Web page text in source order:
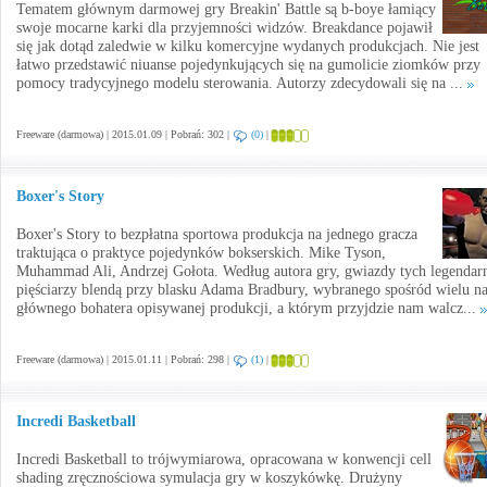
Tematem głównym darmowej gry Breakin' Battle są b-boye łamiący
swoje mocarne karki dla przyjemności widzów. Breakdance pojawił
się jak dotąd zaledwie w kilku komercyjne wydanych produkcjach. Nie jest
łatwo przedstawić niuanse pojedynkujących się na gumolicie ziomków przy
pomocy tradycyjnego modelu sterowania. Autorzy zdecydowali się na ...
Freeware (darmowa) | 2015.01.09 | Pobrań: 302 | (0) |
Boxer's Story
Boxer's Story to bezpłatna sportowa produkcja na jednego gracza
traktująca o praktyce pojedynków bokserskich. Mike Tyson,
Muhammad Ali, Andrzej Gołota. Według autora gry, gwiazdy tych
pięściarzy blendą przy blasku Adama Bradbury, wybranego spośród wielu na
głównego bohatera opisywanej produkcji, a którym przyjdzie nam walcz...
Freeware (darmowa) | 2015.01.11 | Pobrań: 298 | (1) |
Incredi Basketball
Incredi Basketball to trójwymiarowa, opracowana w konwencji cell
shading zręcznościowa symulacja gry w koszykówkę. Drużyny